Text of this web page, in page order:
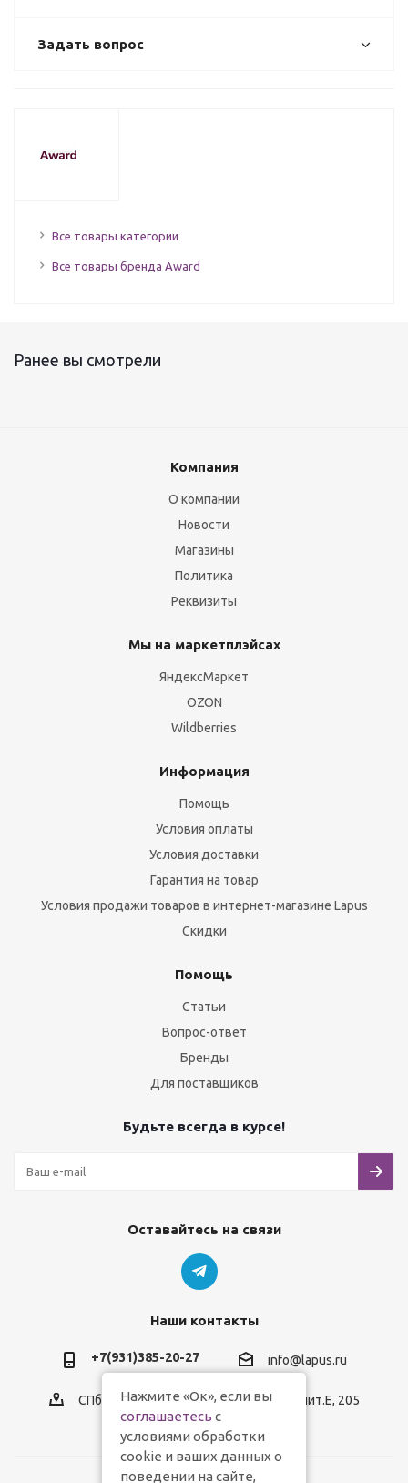
Задать вопрос
Все товары категории
Все товары бренда Award
Ранее вы смотрели
Компания
О компании
Новости
Магазины
Политика
Реквизиты
Мы на маркетплэйсах
ЯндексМаркет
OZON
Wildberries
Информация
Помощь
Условия оплаты
Условия доставки
Гарантия на товар
Условия продажи товаров в интернет-магазине Lapus
Скидки
Помощь
Статьи
Вопрос-ответ
Бренды
Для поставщиков
Будьте всегда в курсе!
Оставайтесь на связи
Наши контакты
+7(931)385-20-27 info@lapus.ru
СПб, пр.Обуховской Обороны, д.116, лит.Е, 205
Нажмите «Ок», если вы
соглашаетесь с
условиями обработки
cookie и ваших данных о
поведении на сайте,